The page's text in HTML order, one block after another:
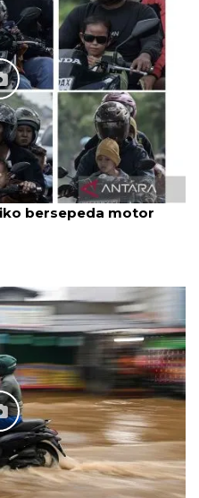
bersepeda motor